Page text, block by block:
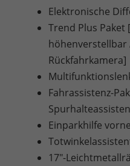
Elektronische
Trend Plus
höhenverstellbar
Rückfahrkamera]
Fahrassistenz-
Einparkhilfe
17"-